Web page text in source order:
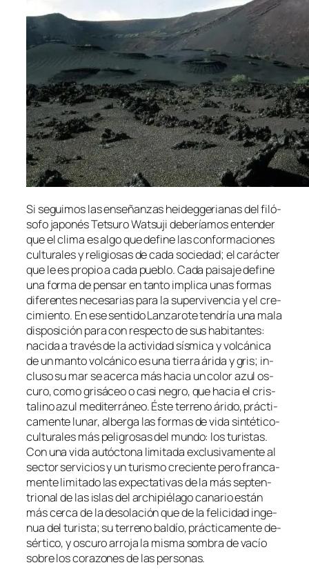
Si se­gui­mos las en­se­ñan­zas hei­deg­ge­ria­nas del fi­ló­
so­fo ja­po­nés Tetsuro Watsuji de­be­ría­mos en­ten­der
que el cli­ma es al­go que de­fi­ne las con­for­ma­cio­nes
cul­tu­ra­les y re­li­gio­sas de ca­da so­cie­dad; el ca­rác­ter
que le es pro­pio a ca­da pue­blo. Cada pai­sa­je de­fi­ne
una for­ma de pen­sar en tan­to im­pli­ca unas for­mas
di­fe­ren­tes ne­ce­sa­rias pa­ra la su­per­vi­ven­cia y el cre­
ci­mien­to. En ese sen­ti­do Lanzarote ten­dría una ma­la
dis­po­si­ción pa­ra con res­pec­to de sus ha­bi­tan­tes:
na­ci­da a tra­vés de la ac­ti­vi­dad sís­mi­ca y vol­cá­ni­ca
de un man­to vol­cá­ni­co es una tie­rra ári­da y gris; in­
clu­so su mar se acer­ca más ha­cia un co­lor azul os­
cu­ro, co­mo gri­sá­ceo o ca­si ne­gro, que ha­cia el cris­
ta­lino azul me­di­te­rrá­neo. Éste te­rreno ári­do, prác­ti­
ca­men­te lu­nar, al­ber­ga las for­mas de vi­da sintético-
culturales más pe­li­gro­sas del mun­do: los tu­ris­tas.
Con una vi­da au­tóc­to­na li­mi­ta­da ex­clu­si­va­men­te al
sec­tor ser­vi­cios y un tu­ris­mo cre­cien­te pe­ro fran­ca­
men­te li­mi­ta­do las ex­pec­ta­ti­vas de la más sep­ten­
trio­nal de las is­las del ar­chi­pié­la­go ca­na­rio es­tán
más cer­ca de la de­so­la­ción que de la fe­li­ci­dad in­ge­
nua del tu­ris­ta; su te­rreno bal­dío, prác­ti­ca­men­te de­
sér­ti­co, y os­cu­ro arro­ja la mis­ma som­bra de va­cío
so­bre los co­ra­zo­nes de las personas.